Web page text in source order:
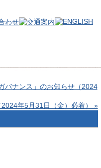
バナンス」のお知らせ（2024
年5月31日（金）必着） »